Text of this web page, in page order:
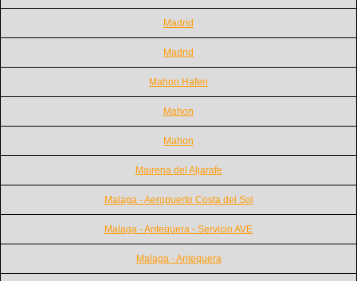
Madrid
Madrid
Mahon Hafen
Mahon
Mahon
Mairena del Aljarafe
Malaga - Aeropuerto Costa del Sol
Malaga - Antequera - Servicio AVE
Malaga - Antequera